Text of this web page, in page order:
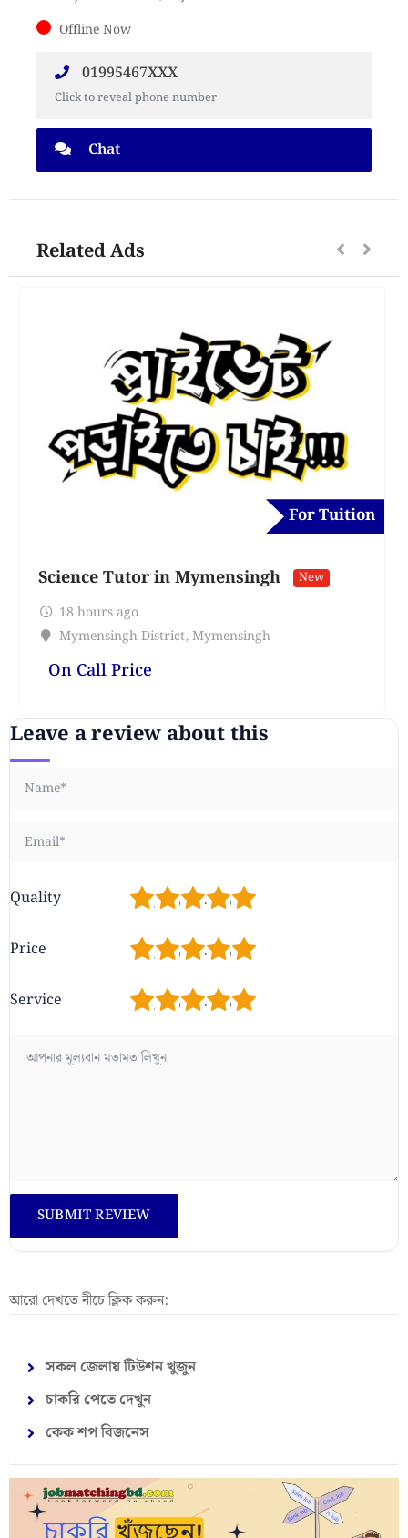
Offline Now
01995467XXX
Click to reveal phone number
Chat
Related Ads
For Tuition
Science Tutor in Mymensingh New
18 hours ago
Mymensingh District, Mymensingh
On Call Price
Leave a review about this
Quality 5
4
3
2
Price 5
4
3
2
Service 5
4
3
2
আরো দেখতে নীচে ক্লিক করুন:
সকল জেলায় টিউশন খুজুন
চাকরি পেতে দেখুন
কেক শপ বিজনেস